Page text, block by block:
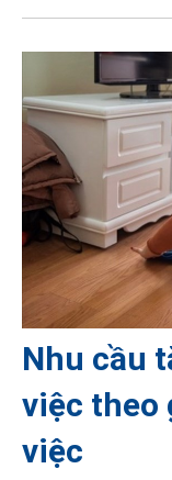
Nhu cầu
việc theo
việc